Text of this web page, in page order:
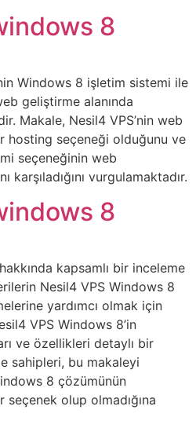
8
Windows 8 işletim sistemi ile
geliştirme alanında
Makale, Nesil4 VPS’nin web
hosting seçeneği olduğunu ve
seçeneğinin web
karşıladığını vurgulamaktadır.
8
kapsamlı bir inceleme
Nesil4 VPS Windows 8
yardımcı olmak için
VPS Windows 8’in
ve özellikleri detaylı bir
sahipleri, bu makaleyi
8 çözümünün
olup olmadığına